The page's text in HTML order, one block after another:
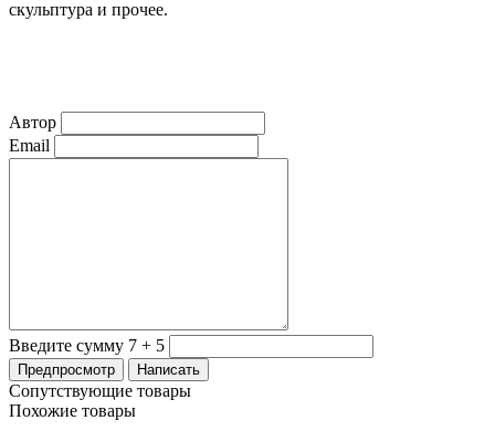
скульптура и прочее.
Автор
Email
Введите сумму 7 + 5
Сопутствующие товары
Похожие товары